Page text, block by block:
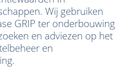
Wij gebruiken
GRIP ter onderbouwing
en adviezen op het
en